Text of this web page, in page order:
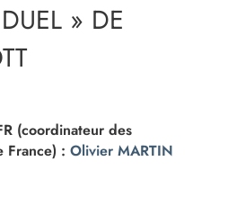
» DE
(coordinateur des
France) :Olivier MARTIN